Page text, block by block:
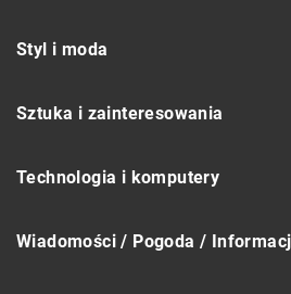
Styl i moda
Sztuka i zainteresowania
Technologia i komputery
Wiadomości / Pogoda /